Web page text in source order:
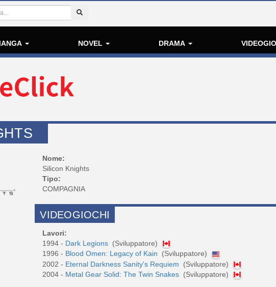
NOVEL DRAMA
Nome:
Silicon Knights
Tipo:
COMPAGNIA
VIDEOGIOCHI
Lavori:
1994 - Dark Legions (Sviluppatore)
1996 - Blood Omen: Legacy of Kain
(Sviluppatore)
2002 - Eternal Darkness Sanity's Requiem
(Sviluppatore)
2004 - Metal Gear Solid: The Twin Snakes (Sviluppatore)